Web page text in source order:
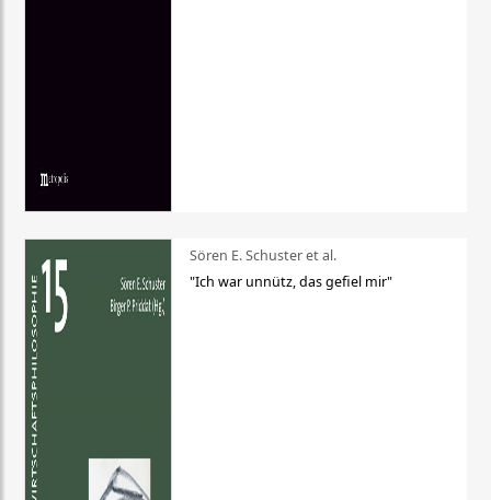
Sören E. Schuster et al.
"Ich war unnütz, das gefiel mir"